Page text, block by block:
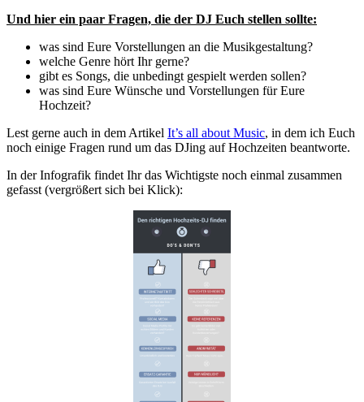
Und hier ein paar Fragen, die der DJ Euch stellen sollte:
was sind Eure Vorstellungen an die Musikgestaltung?
welche Genre hört Ihr gerne?
gibt es Songs, die unbedingt gespielt werden sollen?
was sind Eure Wünsche und Vorstellungen für Eure
Hochzeit?
Lest gerne auch in dem Artikel It’s all about Music, in dem ich Euch
noch einige Fragen rund um das DJing auf Hochzeiten beantworte.
In der Infografik findet Ihr das Wichtigste noch einmal zusammen
gefasst (vergrößert sich bei Klick):